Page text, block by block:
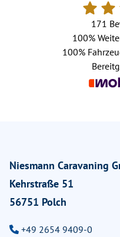
171
100%
100%
Niesmann Caravaning
Kehrstraße 51
56751 Polch
+49 2654 9409-0